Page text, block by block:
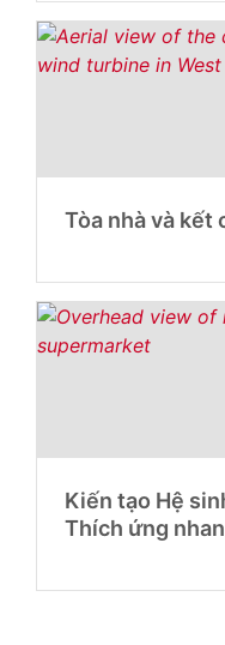
Tòa nhà và kết
Kiến tạo Hệ
Thích ứng